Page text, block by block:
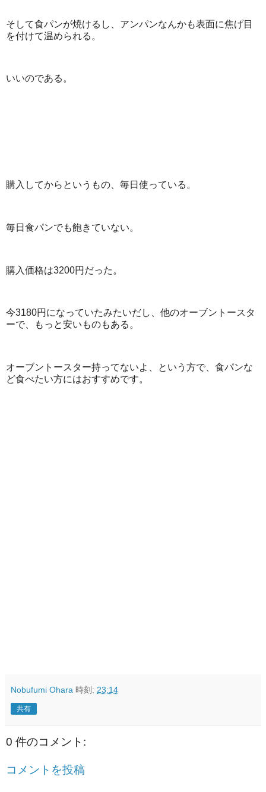
そして食パンが焼けるし、アンパンなんかも表面に焦げ目
を付けて温められる。
いいのである。
購入してからというもの、毎日使っている。
毎日食パンでも飽きていない。
購入価格は3200円だった。
今3180円になっていたみたいだし、他のオーブントースタ
ーで、もっと安いものもある。
オーブントースター持ってないよ、という方で、食パンな
ど食べたい方にはおすすめです。
Nobufumi Ohara 時刻: 23:14
共有
0 件のコメント:
コメントを投稿